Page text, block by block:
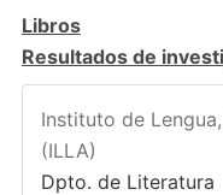
Libros
Resultados de
Instituto de
(ILLA)
Dpto. de Literatura